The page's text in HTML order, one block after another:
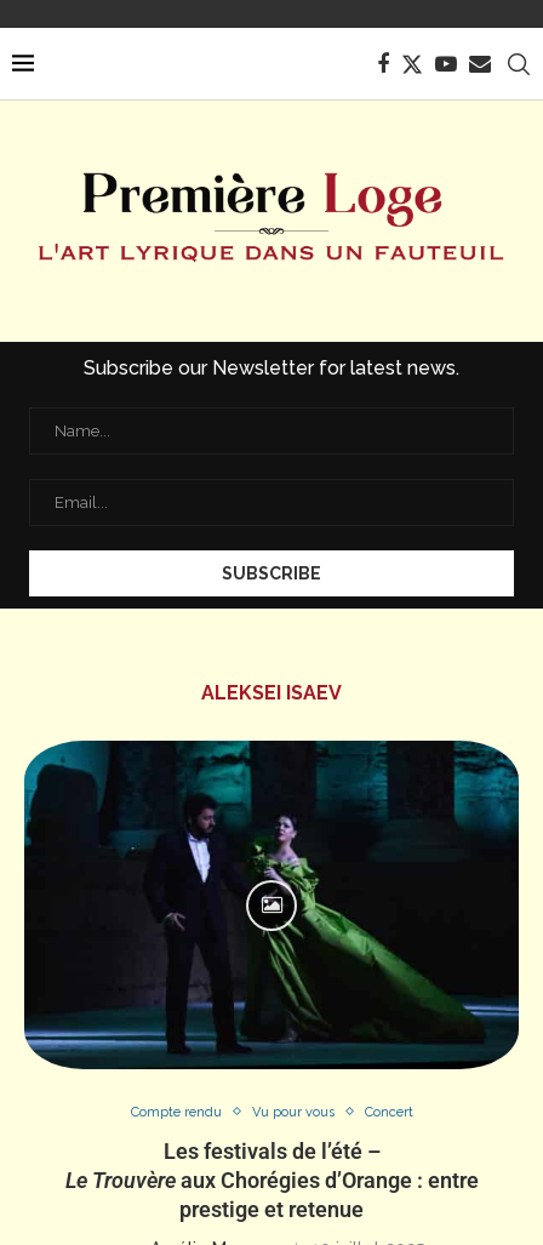
Subscribe our Newsletter for latest news.
ALEKSEI ISAEV
Compte rendu Vu pour vous Concert
Les festivals de l’été –
Le Trouvèreaux Chorégies d’Orange : entre
prestige et retenue